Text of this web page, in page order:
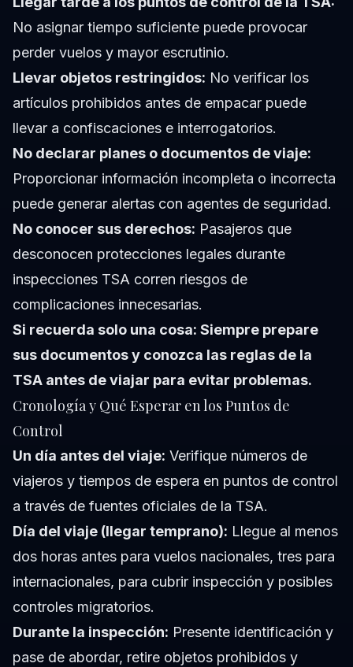
No asignar tiempo suficiente puede provocar
perder vuelos y mayor escrutinio.
Llevar objetos restringidos: No verificar los
artículos prohibidos antes de empacar puede
llevar a confiscaciones e interrogatorios.
No declarar planes o documentos de viaje:
Proporcionar información incompleta o incorrecta
puede generar alertas con agentes de seguridad.
No conocer sus derechos: Pasajeros que
desconocen protecciones legales durante
inspecciones TSA corren riesgos de
complicaciones innecesarias.
Si recuerda solo una cosa: Siempre prepare
sus documentos y conozca las reglas de la
TSA antes de viajar para evitar problemas.
Cronología y Qué Esperar en los Puntos de
Control
Un día antes del viaje: Verifique números de
viajeros y tiempos de espera en puntos de control
a través de fuentes oficiales de la TSA.
Día del viaje (llegar temprano): Llegue al menos
dos horas antes para vuelos nacionales, tres para
internacionales, para cubrir inspección y posibles
controles migratorios.
Durante la inspección: Presente identificación y
pase de abordar, retire objetos prohibidos y